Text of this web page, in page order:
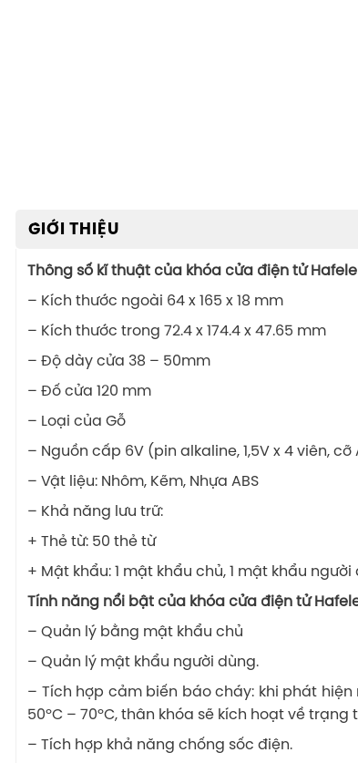
GIỚI THIỆU
Thông số kĩ thuật của khóa cửa điện tử Hafele
– Kích thước ngoài 64 x 165 x 18 mm
– Kích thước trong 72.4 x 174.4 x 47.65 mm
– Độ dày cửa 38 – 50mm
– Đố cửa 120 mm
– Loại của Gỗ
– Nguồn cấp 6V (pin alkaline, 1,5V x 4 viên, cỡ
– Vật liệu: Nhôm, Kẽm, Nhựa ABS
– Khả năng lưu trữ:
+ Thẻ từ: 50 thẻ từ
+ Mật khẩu: 1 mật khẩu chủ, 1 mật khẩu người
Tính năng nổi bật của khóa cửa điện tử Hafele
– Quản lý bằng mật khẩu chủ
– Quản lý mật khẩu người dùng.
– Tích hợp cảm biến báo cháy: khi phát
50ºC – 70ºC, thân khóa sẽ kích hoạt về trạng
– Tích hợp khả năng chống sốc điện.